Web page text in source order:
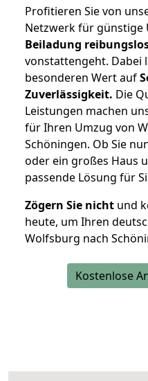
Profitieren Sie von
Netzwerk für günstige
Beiladung
vonstattengeht. Dabei
besonderen Wert auf
Zuverlässigkeit. Die
Leistungen machen
für Ihren Umzug von
Schöningen. Ob Sie
oder ein großes Haus
passende Lösung für
Zögern Sie nicht und
heute, um Ihren
Wolfsburg nach
Kostenlose